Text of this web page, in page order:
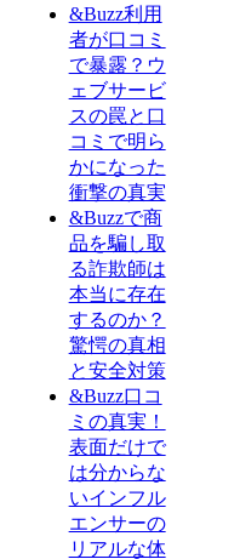
&Buzz利用
者が口コミ
で暴露？ウ
ェブサービ
スの罠と口
コミで明ら
かになった
衝撃の真実
&Buzzで商
品を騙し取
る詐欺師は
本当に存在
するのか？
驚愕の真相
と安全対策
&Buzz口コ
ミの真実！
表面だけで
は分からな
いインフル
エンサーの
リアルな体